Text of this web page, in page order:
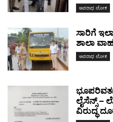
ಅಪರಾಧ ಲೋಕ
ಸಾರಿಗೆ
ಶಾಲಾ
ಅಪರಾಧ ಲೋಕ
ಲೈಸೆನ್ಸ್ –
ವಿರುದ್ಧ